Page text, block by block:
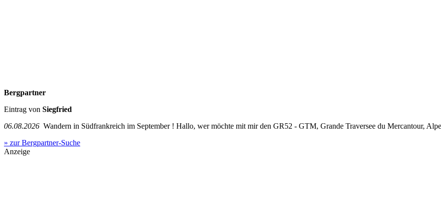
Bergpartner
Eintrag von Siegfried
06.08.2026 Wandern in Südfrankreich im September ! Hallo, wer möchte mit mir den GR52 - GTM, Grande Traversee du Mercantour,
» zur Bergpartner-Suche
Anzeige